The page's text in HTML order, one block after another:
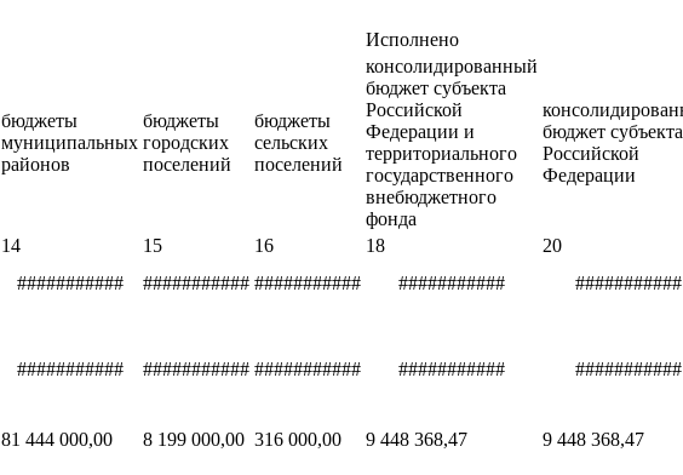
Исполнено
бюджеты
муниципальных
районов
бюджеты
городских
поселений
бюджеты
сельских
поселений
консолидированный
бюджет субъекта
Российской
Федерации и
территориального
государственного
внебюджетного
фонда
бюджет субъекта
Российской
Федерации
14 15 16 18
20
########### ########### ########### ###########
###########
########### ########### ########### ########### ###########
81 444 000,00 8 199 000,00 316 000,00 9 448 368,47 9 448 368,47